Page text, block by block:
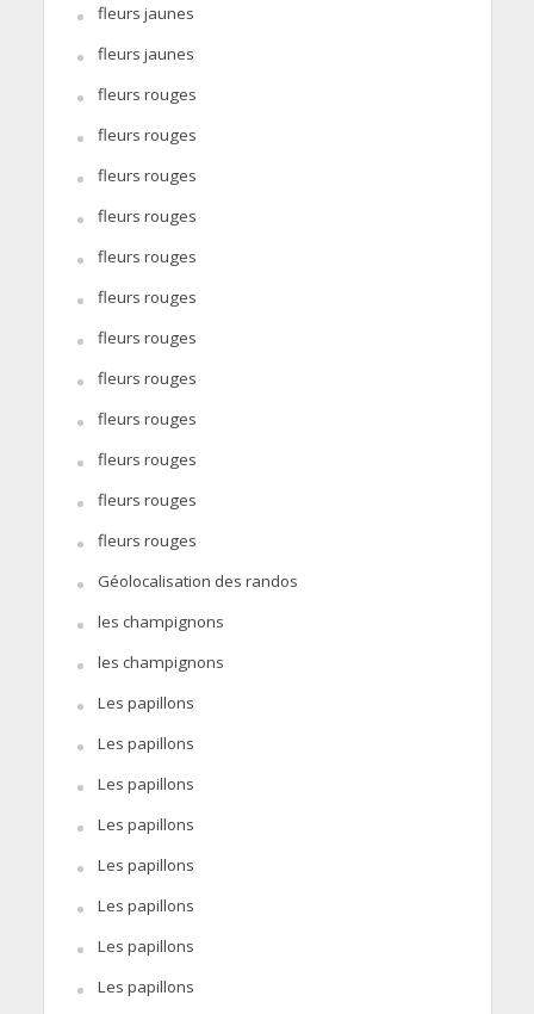
fleurs jaunes
fleurs jaunes
fleurs rouges
fleurs rouges
fleurs rouges
fleurs rouges
fleurs rouges
fleurs rouges
fleurs rouges
fleurs rouges
fleurs rouges
fleurs rouges
fleurs rouges
fleurs rouges
Géolocalisation des randos
les champignons
les champignons
Les papillons
Les papillons
Les papillons
Les papillons
Les papillons
Les papillons
Les papillons
Les papillons